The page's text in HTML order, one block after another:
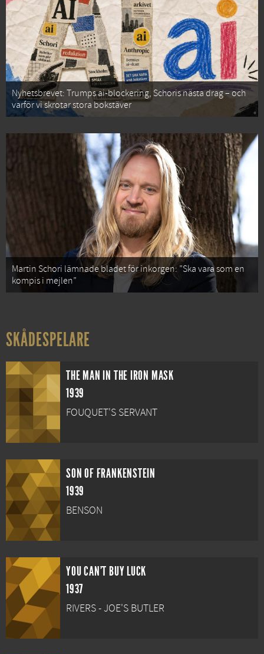
Nyhetsbrevet: Trumps ai-blockering, Schoris nästa drag – och
varför vi skrotar stora bokstäver
Martin Schori lämnade bladet för inkorgen: ”Ska vara som en
kompis i mejlen”
SKÅDESPELARE
THE MAN IN THE IRON MASK
1939
FOUQUET'S SERVANT
SON OF FRANKENSTEIN
1939
BENSON
YOU CAN'T BUY LUCK
1937
RIVERS - JOE'S BUTLER